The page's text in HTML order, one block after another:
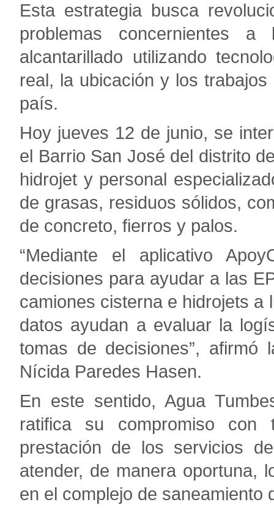
Esta estrategia busca
problemas concernientes
alcantarillado utilizando
real, la ubicación y los
país.
Hoy jueves 12 de junio, se
el Barrio San José del distrito
hidrojet y personal
de grasas, residuos sólidos,
de concreto, fierros y palos.
“Mediante el aplicativo
decisiones para ayudar a las
camiones cisterna e hidrojets
datos ayudan a evaluar la
tomas de decisiones”, afirmó
Nícida Paredes Hasen.
En este sentido, Agua
ratifica su compromiso
prestación de los servicios
atender, de manera oportuna,
en el complejo de saneamiento